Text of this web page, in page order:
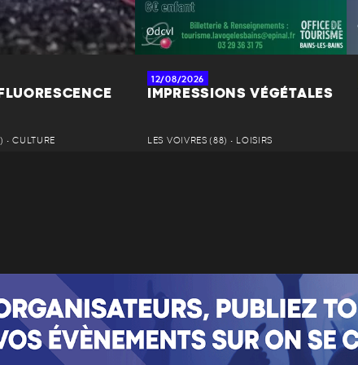
• CULTURE
12/08/2026
IMPRESSIONS VÉGÉTALES
LES VOIVRES (88) • LOISIRS